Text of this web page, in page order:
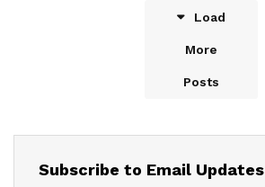
Load
More
Posts
Subscribe to Email Updates